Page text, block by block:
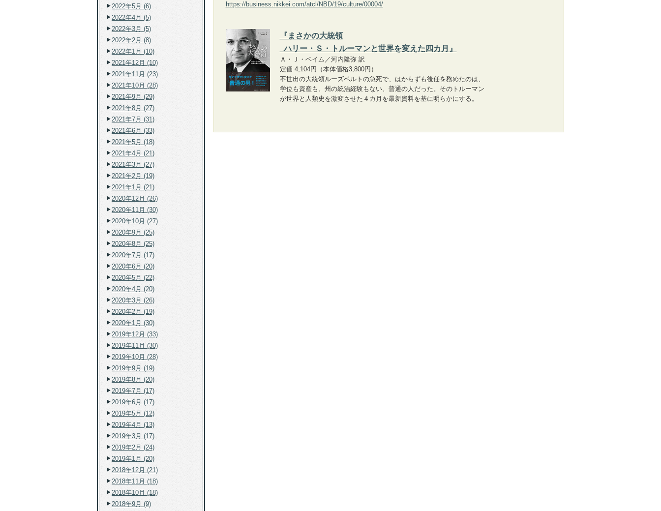
https://business.nikkei.com/atcl/NBD/19/culture/00004/
『まさかの大統領
ハリー・Ｓ・トルーマンと世界を変えた四カ月』
Ａ・Ｊ・ベイム／河内隆弥 訳
定価 4,104円（本体価格3,800円）
不世出の大統領ルーズベルトの急死で、はからずも後任を務めたのは、
学位も資産も、州の統治経験もない、普通の人だった。そのトルーマン
が世界と人類史を激変させた４カ月を最新資料を基に明らかにする。
2022年5月 (6)
2022年4月 (5)
2022年3月 (5)
2022年2月 (8)
2022年1月 (10)
2021年12月 (10)
2021年11月 (23)
2021年10月 (28)
2021年9月 (29)
2021年8月 (27)
2021年7月 (31)
2021年6月 (33)
2021年5月 (18)
2021年4月 (21)
2021年3月 (27)
2021年2月 (19)
2021年1月 (21)
2020年12月 (26)
2020年11月 (30)
2020年10月 (27)
2020年9月 (25)
2020年8月 (25)
2020年7月 (17)
2020年6月 (20)
2020年5月 (22)
2020年4月 (20)
2020年3月 (26)
2020年2月 (19)
2020年1月 (30)
2019年12月 (33)
2019年11月 (30)
2019年10月 (28)
2019年9月 (19)
2019年8月 (20)
2019年7月 (17)
2019年6月 (17)
2019年5月 (12)
2019年4月 (13)
2019年3月 (17)
2019年2月 (24)
2019年1月 (20)
2018年12月 (21)
2018年11月 (18)
2018年10月 (18)
2018年9月 (9)